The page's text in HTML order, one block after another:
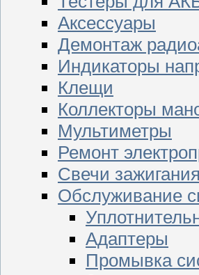
Аксессуары
Демонтаж
Индикаторы
Клещи
Коллекторы
Мультиметры
Ремонт
Свечи зажигания
Обслуживание
Адаптеры
Промывка